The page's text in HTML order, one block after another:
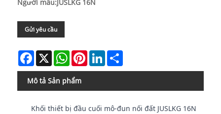
Người mẫu:JUSLKG 16N
Gửi yêu cầu
Facebook
X WhatsAppPinterestLinkedIn
Mô tả Sản phẩm
Khối thiết bị đầu cuối mô-đun nối đất JUSLKG 16N